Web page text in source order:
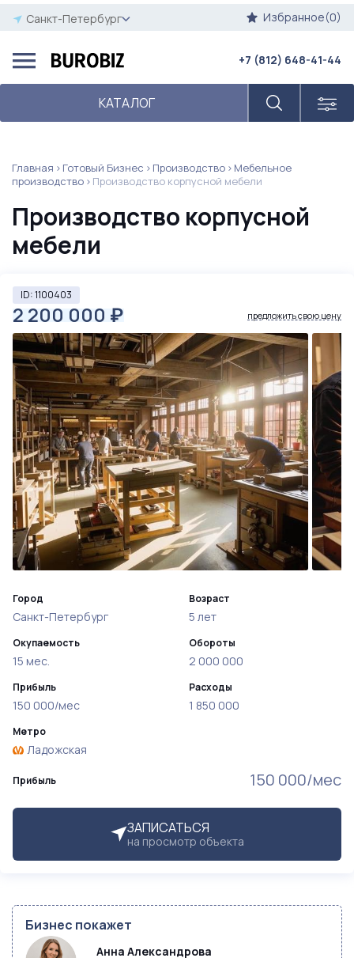
Санкт-Петербург Избранное(0)
КАТАЛОГ
+7 (812) 648-41-44
Главная Готовый Бизнес Производство
Мебельное
производство
Производство корпусной мебели
Производство корпусной
мебели
ID: 1100403
2 200 000 ₽ предложить свою цену
Прибыль 150 000/мес
ЗАПИСАТЬСЯ
на просмотр объекта
Город
Санкт-Петербург
Окупаемость
15 мес.
Прибыль
150 000/мес
Возраст
5 лет
Обороты
2 000 000
Расходы
1 850 000
Метро
Ладожская
Бизнес покажет
Анна Александрова